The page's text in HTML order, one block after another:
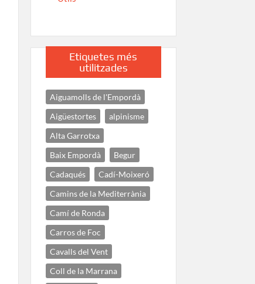
Etiquetes més
utilitzades
Aiguamolls de l'Empordà
Aigüestortes
alpinisme
Alta Garrotxa
Baix Empordà
Begur
Cadaqués
Cadí-Moixeró
Camins de la Mediterrània
Camí de Ronda
Carros de Foc
Cavalls del Vent
Coll de la Marrana